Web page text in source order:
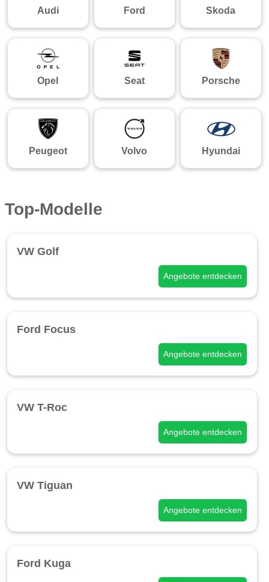
Audi Ford Skoda
Opel Seat Porsche
Peugeot Volvo Hyundai
Top-Modelle
VW Golf
Angebote entdecken
Ford Focus
Angebote entdecken
VW T-Roc
Angebote entdecken
VW Tiguan
Angebote entdecken
Ford Kuga